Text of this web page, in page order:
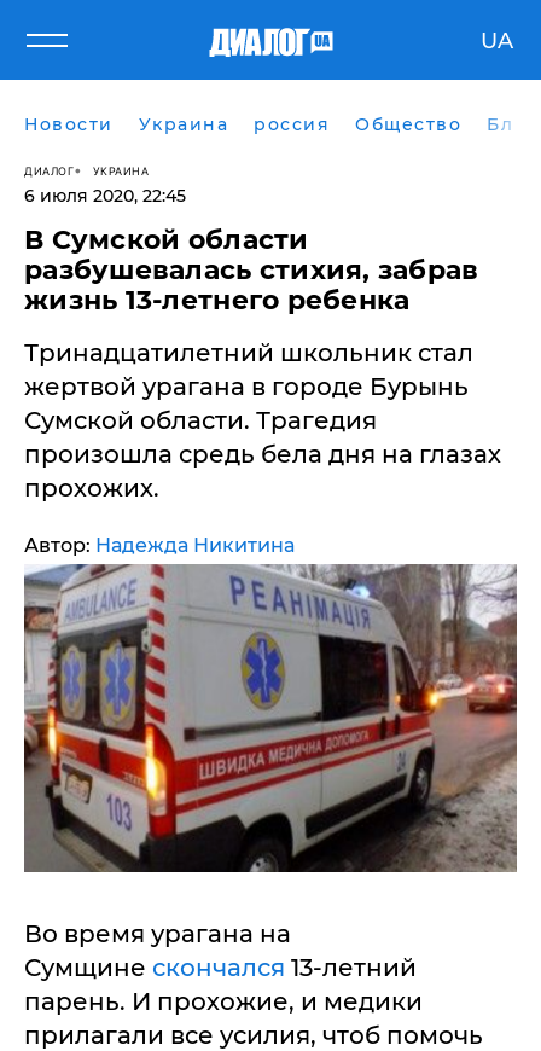
UA
Новости Украина россия Общество
ДИАЛОГ УКРАИНА
6 июля 2020, 22:45
В Сумской области
разбушевалась стихия, забрав
жизнь 13-летнего ребенка
Тринадцатилетний школьник стал
жертвой урагана в городе Бурынь
Сумской области. Трагедия
произошла средь бела дня на глазах
прохожих.
Автор: Надежда Никитина
Во время урагана на
Сумщине скончался 13-летний
парень. И прохожие, и медики
прилагали все усилия, чтоб помочь